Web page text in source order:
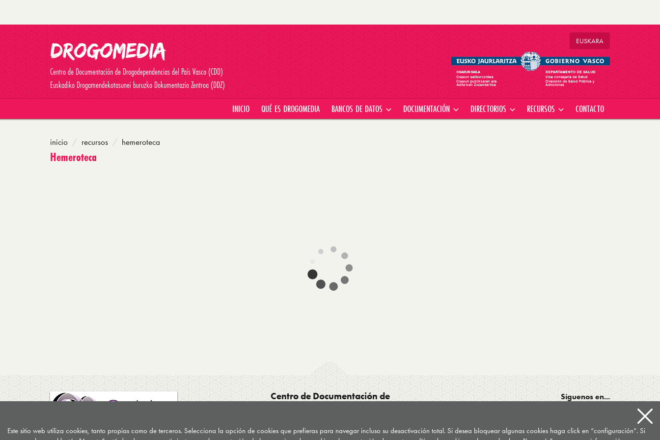
Centro de Documentación de Drogodependencias del País Vasco (CDD)
Euskadiko Drogamendekotasunei buruzko Dokumentazio Zentroa (DDZ)
EUSKARA
INICIO QUÉ ES DROGOMEDIA BANCOS DE DATOS DOCUMENTACIÓN DIRECTORIOS RECURSOS CONTACTO
inicio recursos hemeroteca
Hemeroteca
Centro de Documentación de
Drogodependencias del País Vasco CDD
20003 Donostia San Sebastián
Síguenos en...
Este sitio web utiliza cookies, tanto propias como de terceros. Selecciona la opción de cookies que prefieras para navegar incluso su desactivación total. Si desea bloquear algunas cookies haga click en “configuración”. Si